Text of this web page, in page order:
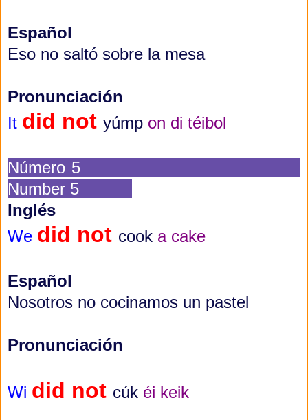
Español
Eso no saltó sobre la mesa
Pronunciación
It did not yúmp on di téibol
Número 5
Number 5
Inglés
We did not cook a cake
Español
Nosotros no cocinamos un pastel
Pronunciación
Wi did not cúk éi keik